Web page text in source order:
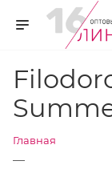
Главная
—